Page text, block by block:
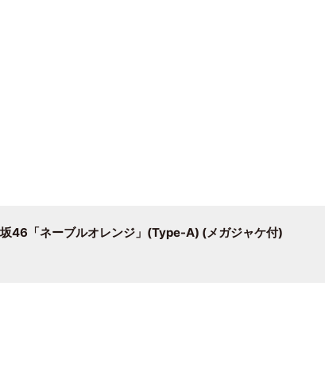
46「ネーブルオレンジ」(Type-A) (メガジャケ付)